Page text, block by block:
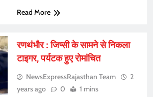
Read More
रणथंभौर : जिप्सी के सामने से निकला
टाइगर, पर्यटक हुए रोमांचित
NewsExpressRajasthan Team
2
years ago
0 1 mins